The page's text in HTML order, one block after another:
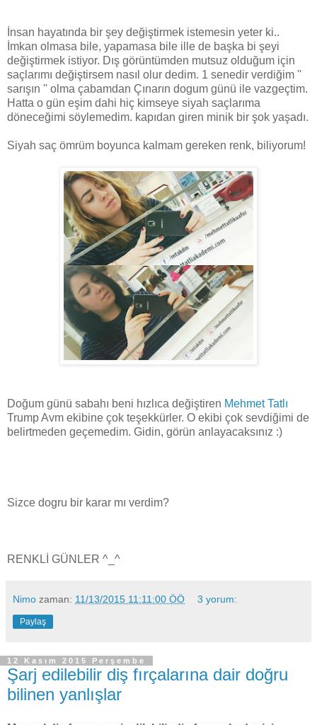
İnsan hayatında bir şey değiştirmek istemesin yeter ki..
İmkan olmasa bile, yapamasa bile ille de başka bi şeyi
değiştirmek istiyor. Dış görüntümden mutsuz olduğum için
saçlarımı değiştirsem nasıl olur dedim. 1 senedir verdiğim ''
sarışın '' olma çabamdan Çınarın dogum günü ile vazgeçtim.
Hatta o gün eşim dahi hiç kimseye siyah saçlarıma
döneceğimi söylemedim. kapıdan giren minik bir şok yaşadı.
Siyah saç ömrüm boyunca kalmam gereken renk, biliyorum!
Doğum günü sabahı beni hızlıca değiştiren Mehmet Tatlı
Trump Avm ekibine çok teşekkürler. O ekibi çok sevdiğimi de
belirtmeden geçemedim. Gidin, görün anlayacaksınız :)
Sizce dogru bir karar mı verdim?
RENKLİ GÜNLER ^_^
Nimo zaman: 11/13/2015 11:11:00 ÖÖ 3 yorum:
Paylaş
12 Kasım 2015 Perşembe
Şarj edilebilir diş fırçalarına dair doğru
bilinen yanlışlar